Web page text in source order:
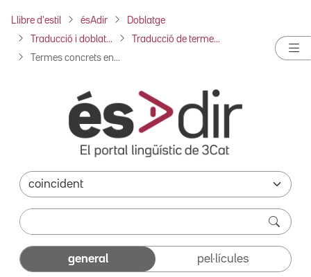
Llibre d'estil ésAdir Doblatge
Traducció i doblat... Traducció de terme...
Termes concrets en...
general pel·lícules